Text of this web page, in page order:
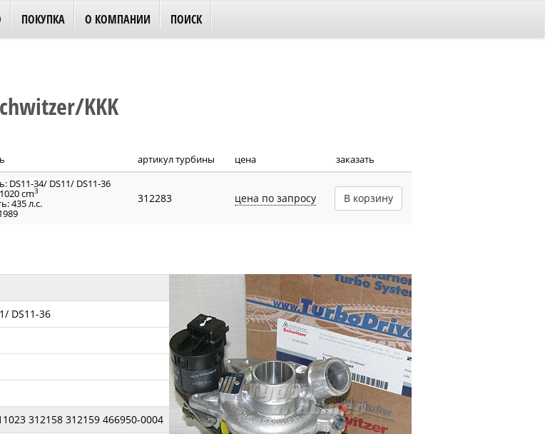
ПОКУПКА О КОМПАНИИ ПОИСК
KKK
артикул турбины цена заказать
DS11-34/ DS11/ DS11-36
cm3
435 л.с. 312283 цена по запросу В корзину
DS11-36
312158 312159 466950-0004